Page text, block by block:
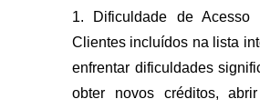
1. Dificuldade de Acesso
Clientes incluídos na lista
enfrentar dificuldades
obter novos créditos,